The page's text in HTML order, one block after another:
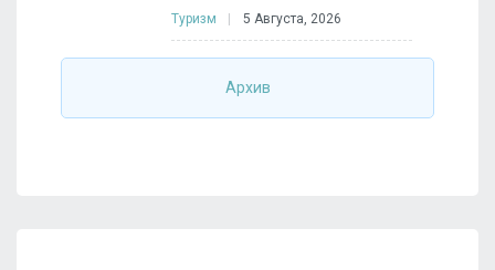
Туризм 5 Августа, 2026
Архив